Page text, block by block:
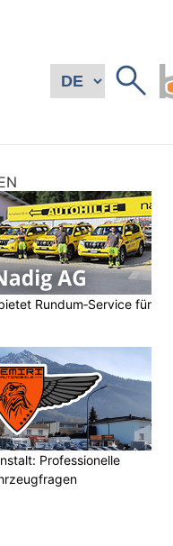
Rundum‑Service für
Professionelle